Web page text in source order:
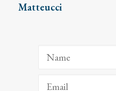
Matteucci